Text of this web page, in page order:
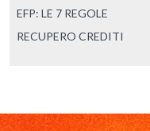
EFP: LE 7 REGOLE
RECUPERO CREDITI